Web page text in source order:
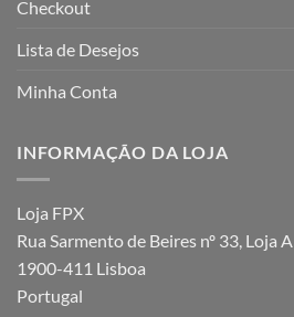
Checkout
Lista de Desejos
Minha Conta
INFORMAÇÃO DA LOJA
Loja FPX
Rua Sarmento de Beires nº 33, Loja A
1900-411 Lisboa
Portugal